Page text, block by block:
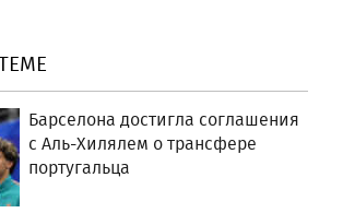
Барселона достигла соглашения
с Аль-Хилялем о трансфере
португальца